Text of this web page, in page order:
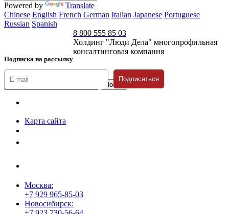
Powered by
Translate
Chinese English French German Italian Japanese Portuguese
Russian Spanish
Подписка на рассылку
8 800 555 85 03
Холдинг "Люди Дела" многопрофильная
консалтинговая компания
Подписаться
Карта сайта
Москва:
+7 929 965-85-03
Новосибирск: